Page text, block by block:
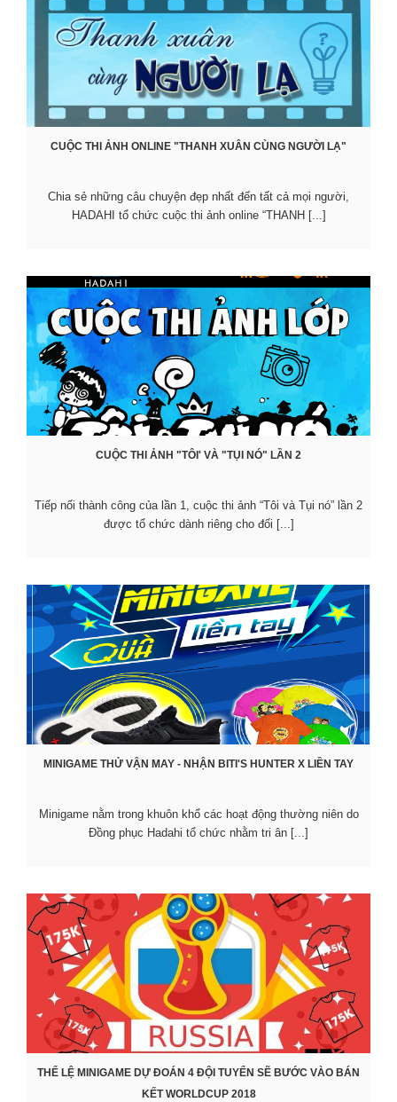
CUỘC THI ẢNH ONLINE "THANH XUÂN CÙNG NGƯỜI LẠ"
Chia sẻ những câu chuyện đẹp nhất đến tất cả mọi người,
HADAHI tổ chức cuộc thi ảnh online “THANH [...]
CUỘC THI ẢNH "TÔI' VÀ "TỤI NÓ" LẦN 2
Tiếp nối thành công của lần 1, cuộc thi ảnh “Tôi và Tụi nó” lần 2
được tổ chức dành riêng cho đối [...]
MINIGAME THỬ VẬN MAY - NHẬN BITI'S HUNTER X LIỀN TAY
Minigame nằm trong khuôn khổ các hoạt động thường niên do
Đồng phục Hadahi tổ chức nhằm tri ân [...]
THỂ LỆ MINIGAME DỰ ĐOÁN 4 ĐỘI TUYỂN SẼ BƯỚC VÀO BÁN
KẾT WORLDCUP 2018